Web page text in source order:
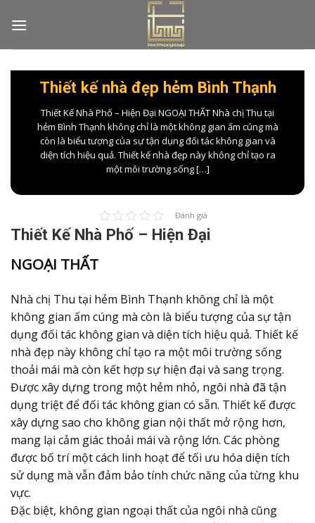
Thiết kế nhà đẹp hẻm Bình Thạnh
Thiết Kế Nhà Phố – Hiện Đại NGOẠI THẤT Nhà chị Thu tại
hẻm Bình Thạnh không chỉ là một không gian ấm cúng mà
còn là biểu tượng của sự tận dụng đối tác không gian và
diện tích hiệu quả. Thiết kế nhà đẹp này không chỉ tạo ra
một môi trường sống […]
Đánh giá
Thiết Kế Nhà Phố – Hiện Đại
NGOẠI THẤT
Nhà chị Thu tại hẻm Bình Thạnh không chỉ là một
không gian ấm cúng mà còn là biểu tượng của sự tận
dụng đối tác không gian và diện tích hiệu quả. Thiết kế
nhà đẹp này không chỉ tạo ra một môi trường sống
thoải mái mà còn kết hợp sự hiện đại và sang trọng.
Được xây dựng trong một hẻm nhỏ, ngôi nhà đã tận
dụng triệt để đối tác không gian có sẵn. Thiết kế được
xây dựng sao cho không gian nội thất mở rộng hơn,
mang lại cảm giác thoải mái và rộng lớn. Các phòng
được bố trí một cách linh hoạt để tối ưu hóa diện tích
sử dụng mà vẫn đảm bảo tính chức năng của từng khu
vực.
Đặc biệt, không gian ngoại thất của ngôi nhà cũng